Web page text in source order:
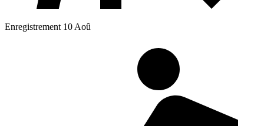
Enregistrement 10 Aoû